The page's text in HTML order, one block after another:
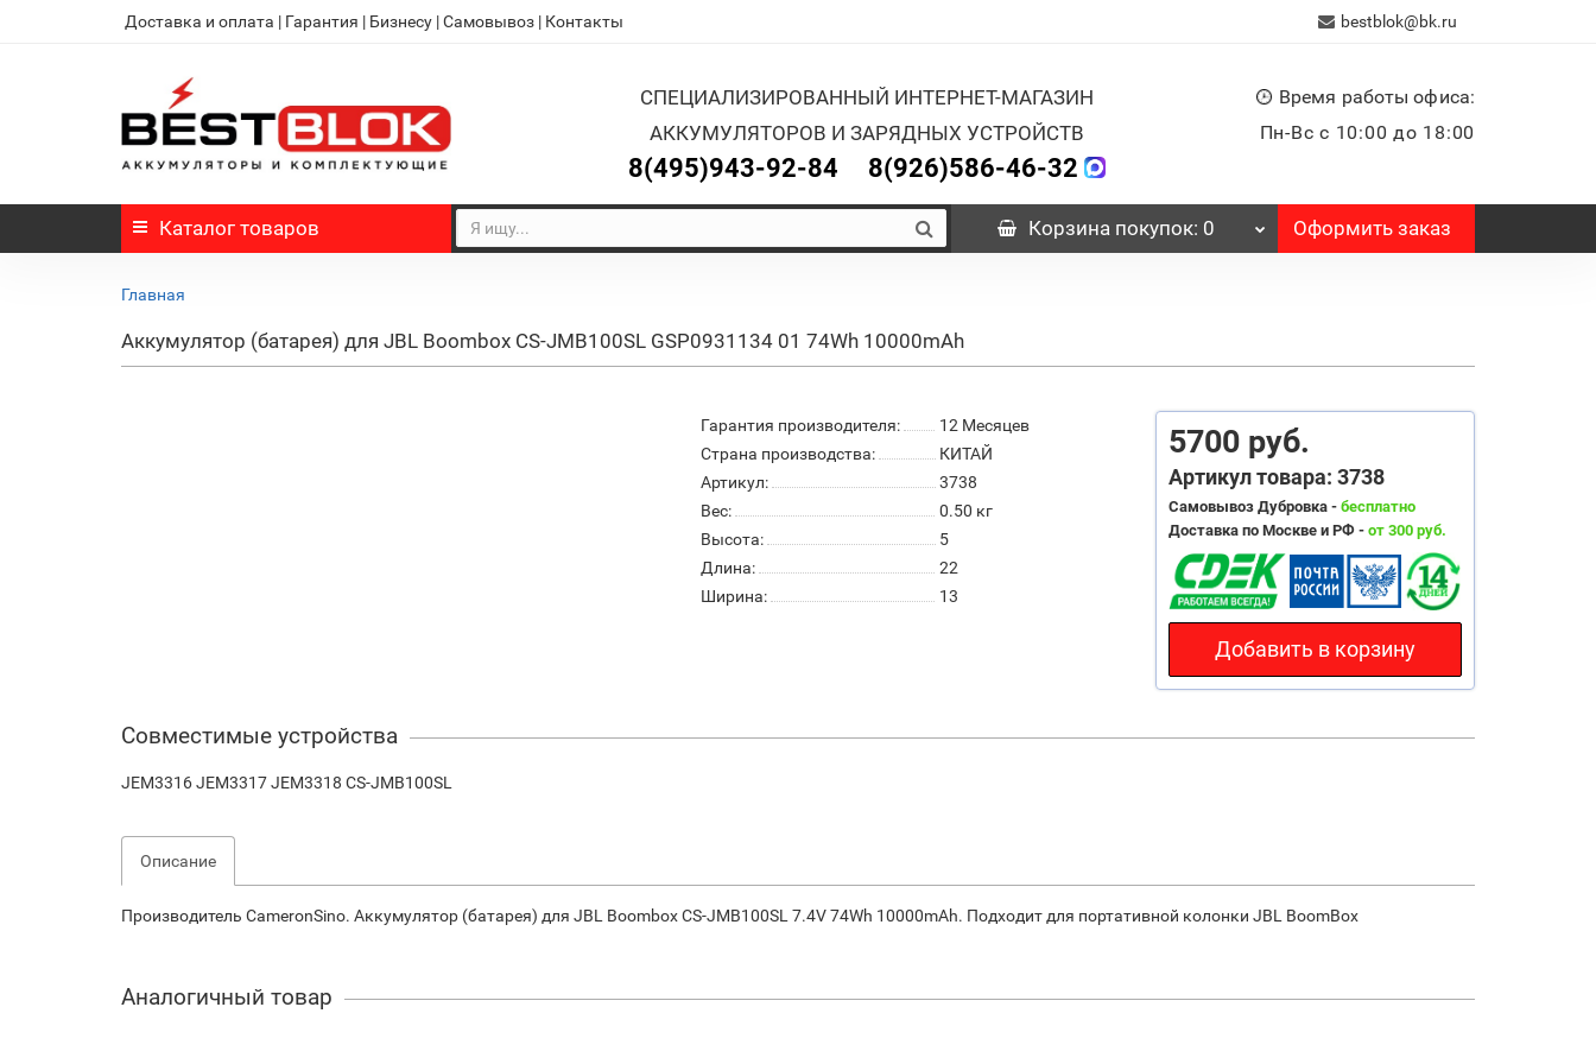
Доставка и оплата | Гарантия | Бизнесу |Самовывоз | Контакты bestblok@bk.ru
СПЕЦИАЛИЗИРОВАННЫЙ ИНТЕРНЕТ-МАГАЗИН
АККУМУЛЯТОРОВ И ЗАРЯДНЫХ УСТРОЙСТВ
8(495)943-92-84 8(926)586-46-32
Время работы офиса:
Пн-Вс с 10:00 до 18:00
Каталог товаров Корзина покупок: 0 Оформить заказ
Главная
Аккумулятор (батарея) для JBL Boombox CS-JMB100SL GSP0931134 01 74Wh 10000mAh
Гарантия производителя:
12 Месяцев
Страна производства:
КИТАЙ
Артикул:
3738
Вес:
0.50 кг
Высота:
5
Длина:
22
Ширина:
13
5700 руб.
Артикул товара: 3738
Самовывоз Дубровка - бесплатно
Доставка по Москве и РФ - от 300 руб.
Добавить в корзину
Совместимые устройства
JEM3316 JEM3317 JEM3318 CS-JMB100SL
Описание
Производитель CameronSino. Аккумулятор (батарея) для JBL Boombox CS-JMB100SL 7.4V 74Wh 10000mAh. Подходит для портативной колонки JBL BoomBox
Аналогичный товар